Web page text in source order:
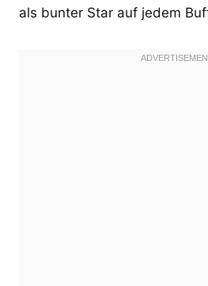
als bunter Star auf jedem